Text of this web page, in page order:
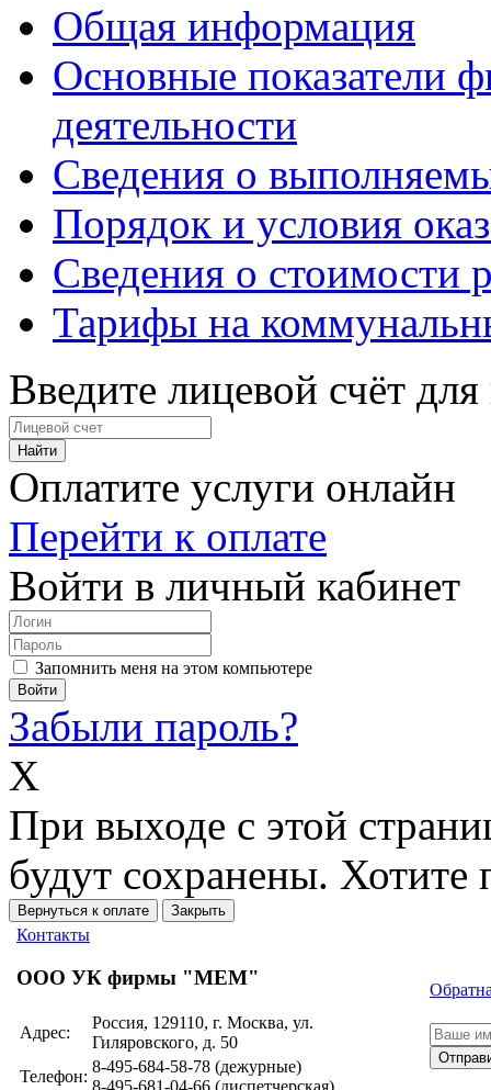
Общая информация
Основные показатели
деятельности
Сведения о
Порядок и условия
Сведения о стоимости
Тарифы на
Введите лицевой счёт
Найти
Оплатите услуги онлайн
Перейти к оплате
Войти в личный кабинет
Запомнить меня на этом компьютере
Забыли пароль?
X
При выходе с этой
будут сохранены. Хотите
Вернуться к оплате Закрыть
Контакты
ООО УК фирмы "МЕМ"
Адрес:
Россия, 129110, г. Москва, ул.
Гиляровского, д. 50
Телефон:
8-495-684-58-78 (дежурные)